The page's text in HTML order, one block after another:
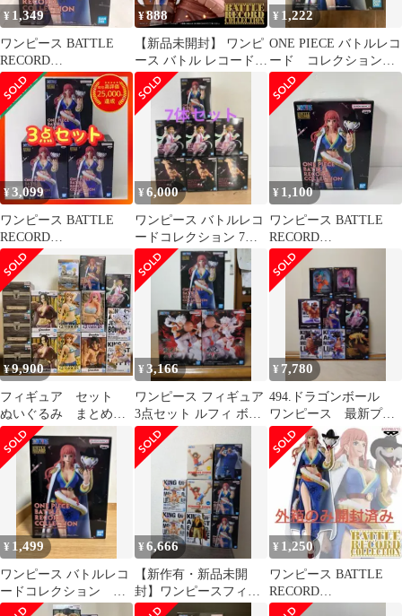
¥ 1,349
ワンピース BATTLE
RECORD
COLLECTION
GLORIOSA
¥888
【新品未開封】 ワンピ
ース バトル レコード
コレクション グロリ
オーサ
¥ 1,222
ONE PIECE バトルレコ
ード コレクション
GLORIOSA
¥3,099
ワンピース BATTLE
RECORD
COLLECTION【GLORI
OSA】
¥6,000
ワンピース バトルレコ
ードコレクション 7体
セット
¥ 1,100
ワンピース BATTLE
RECORD
COLLECTION-
GLORIOSA-
¥9,900
フィギュア セット
ぬいぐるみ まとめ売
り ワンピース ONE
PIECE
¥3,166
ワンピース フィギュア
3点セット ルフィ ボニ
ー グロリオーサ 未開封
¥ 7,780
494.ドラゴンボール
ワンピース 最新プラ
イズ ８体セット
¥ 1,499
ワンピース バトルレコ
ードコレクション グ
ロリオーサ フィギュ
¥6,666
【新作有・新品未開
封】ワンピースフィギ
ュア8個セット
¥ 1,250
ワンピース BATTLE
RECORD
COLLECTION